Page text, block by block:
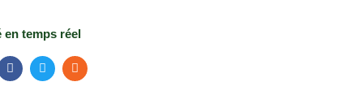
en temps réel